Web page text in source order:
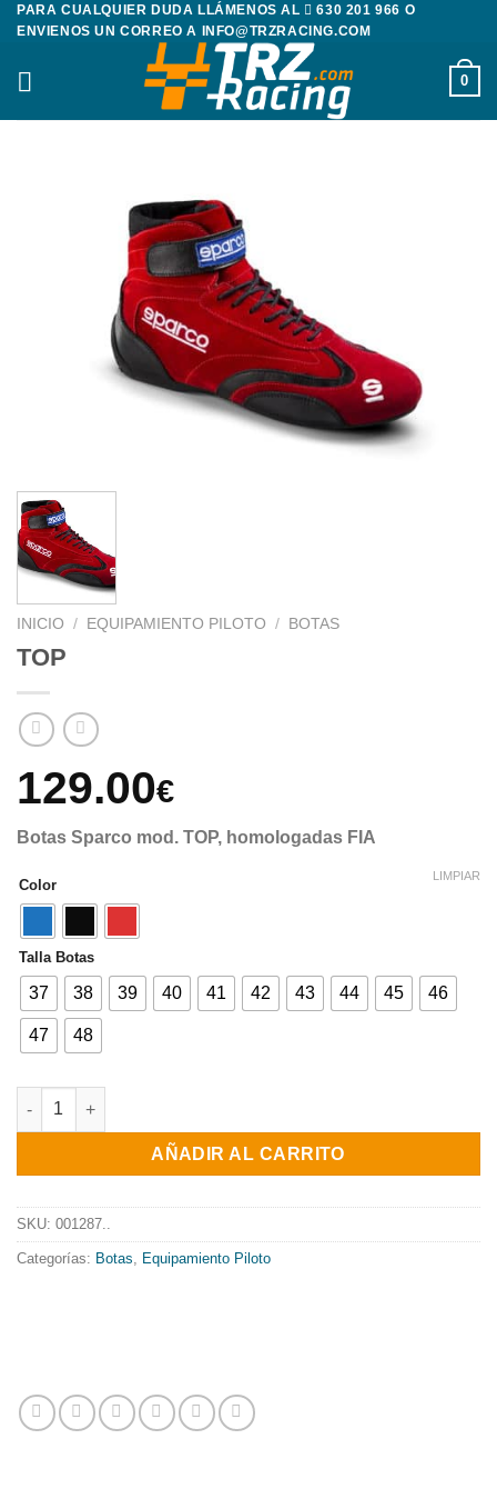
Saltar
contenido
PARA CUALQUIER DUDA LLÁMENOS AL 630 201 966 O
ENVIENOS UN CORREO A
INFO@TRZRACING.COM
0
INICIO / EQUIPAMIENTO PILOTO / BOTAS
TOP
129.00€
Botas Sparco mod. TOP, homologadas FIA
Color
Talla Botas
37 38 39 40 41 42 43 44 45 46
47 48
LIMPIAR
TOP cantidad
AÑADIR AL CARRITO
SKU: 001287..
Categorías: Botas, Equipamiento Piloto